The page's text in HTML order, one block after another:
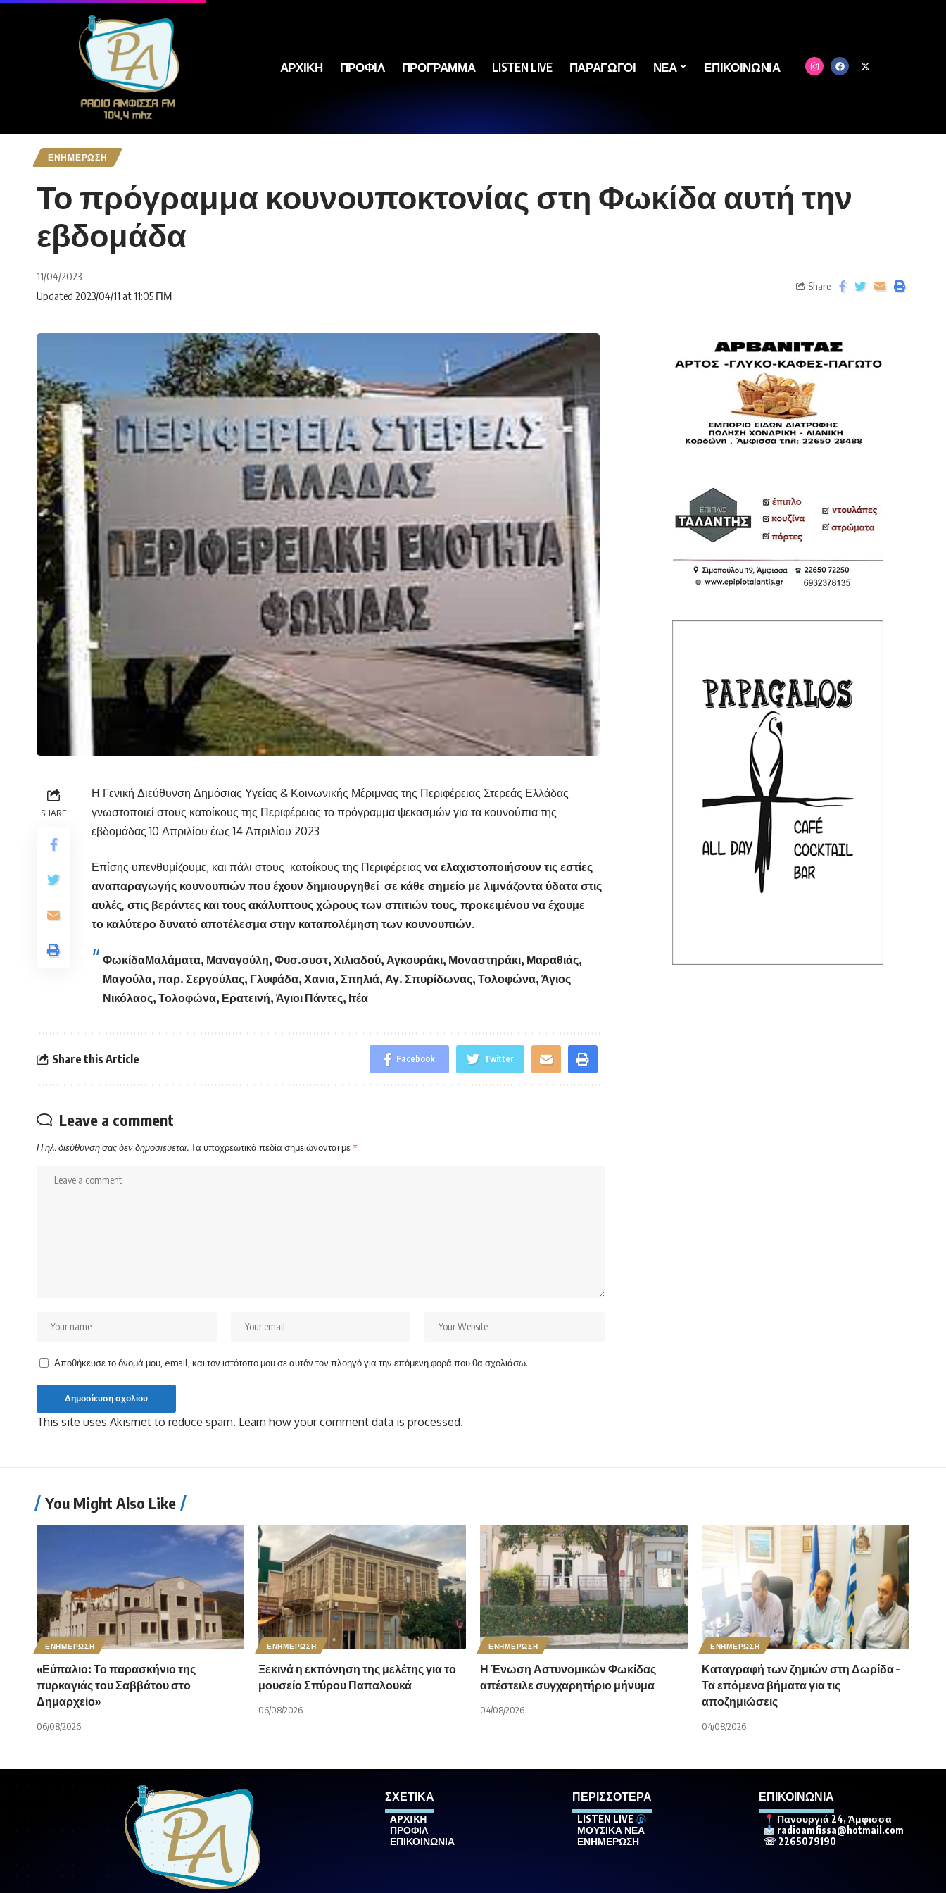
ΑΡΧΙΚΗ ΠΡΟΦΙΛ ΠΡΟΓΡΑΜΜΑ LISTEN LIVE ΠΑΡΑΓΩΓΟΙ ΝΕΑ ΕΠΙΚΟΙΝΩΝΙΑ
ΕΝΗΜΕΡΩΣΗ
Το πρόγραμμα κουνουποκτονίας στη Φωκίδα αυτή την
εβδομάδα
11/04/2023
Updated 2023/04/11 at 11:05 ΠΜ
Share
SHARE
Η Γενική Διεύθυνση Δημόσιας Υγείας & Κοινωνικής Μέριμνας της Περιφέρειας Στερεάς Ελλάδας
γνωστοποιεί στους κατοίκους της Περιφέρειας το πρόγραμμα ψεκασμών για τα κουνούπια της
εβδομάδας 10 Απριλίου έως 14 Απριλίου 2023
Επίσης υπενθυμίζουμε, και πάλι στους κατοίκους της Περιφέρειας να ελαχιστοποιήσουν τις εστίες
αναπαραγωγής κουνουπιών που έχουν δημιουργηθεί σε κάθε σημείο με λιμνάζοντα ύδατα στις
αυλές, στις βεράντες και τους ακάλυπτους χώρους των σπιτιών τους, προκειμένου να έχουμε
το καλύτερο δυνατό αποτέλεσμα στην καταπολέμηση των κουνουπιών.
ΦωκίδαΜαλάματα, Μαναγούλη, Φυσ.συστ, Χιλιαδού, Αγκουράκι, Μοναστηράκι, Μαραθιάς,
Μαγούλα, παρ. Σεργούλας, Γλυφάδα, Χανια, Σπηλιά, Αγ. Σπυρίδωνας, Τολοφώνα, Άγιος
Νικόλαος, Τολοφώνα, Ερατεινή, Άγιοι Πάντες, Ιτέα
Share this Article Facebook Twitter
Leave a comment
Η ηλ. διεύθυνση σας δεν δημοσιεύεται.Τα υποχρεωτικά πεδία σημειώνονται με*
Αποθήκευσε το όνομά μου, email, και τον ιστότοπο μου σε αυτόν τον πλοηγό για την επόμενη φορά που θα σχολιάσω.
This site uses Akismet to reduce spam. Learn how your comment data is processed.
You Might Also Like
ΕΝΗΜΕΡΩΣΗ
«Εύπαλιο: Το παρασκήνιο της
πυρκαγιάς του Σαββάτου στο
Δημαρχείο»
06/08/2026
ΕΝΗΜΕΡΩΣΗ
Ξεκινά η εκπόνηση της μελέτης για το
μουσείο Σπύρου Παπαλουκά
06/08/2026
ΕΝΗΜΕΡΩΣΗ
Η Ένωση Αστυνομικών Φωκίδας
απέστειλε συγχαρητήριο μήνυμα
04/08/2026
ΕΝΗΜΕΡΩΣΗ
Καταγραφή των ζημιών στη Δωρίδα –
Τα επόμενα βήματα για τις
αποζημιώσεις
04/08/2026
ΣΧΕΤΙΚΑ
ΑΡΧΙΚΗ
ΠΡΟΦΙΛ
ΕΠΙΚΟΙΝΩΝΙΑ
ΠΕΡΙΣΣΟΤΕΡΑ
LISTEN LIVE
ΜΟΥΣΙΚΑ ΝΕΑ
ΕΝΗΜΕΡΩΣΗ
ΕΠΙΚΟΙΝΩΝΙΑ
Πανουργιά 24, Άμφισσα
radioamfissa@hotmail.com
☏ 2265079190